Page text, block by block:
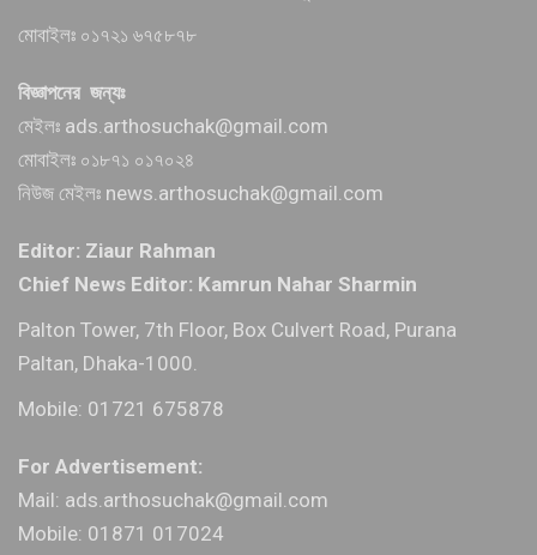
মোবাইলঃ ০১৭২১ ৬৭৫৮৭৮
বিজ্ঞাপনের জন্যঃ
মেইলঃ ads.arthosuchak@gmail.com
মোবাইলঃ ০১৮৭১ ০১৭০২৪
নিউজ মেইলঃ news.arthosuchak@gmail.com
Editor: Ziaur Rahman
Chief News Editor: Kamrun Nahar Sharmin
Palton Tower, 7th Floor, Box Culvert Road, Purana
Paltan, Dhaka-1000.
Mobile: 01721 675878
For Advertisement:
Mail: ads.arthosuchak@gmail.com
Mobile: 01871 017024